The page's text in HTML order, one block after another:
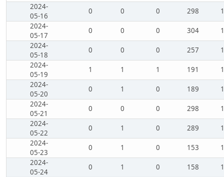
2024-
05-16
0 0 0 298
2024-
05-17
0 0 0 304
2024-
05-18
0 0 0 257
2024-
05-19
1 1 1 191
2024-
05-20
0 1 0 189
2024-
05-21
0 0 0 298
2024-
05-22
0 1 0 289
2024-
05-23
0 1 0 153
2024-
05-24
0 1 0 158